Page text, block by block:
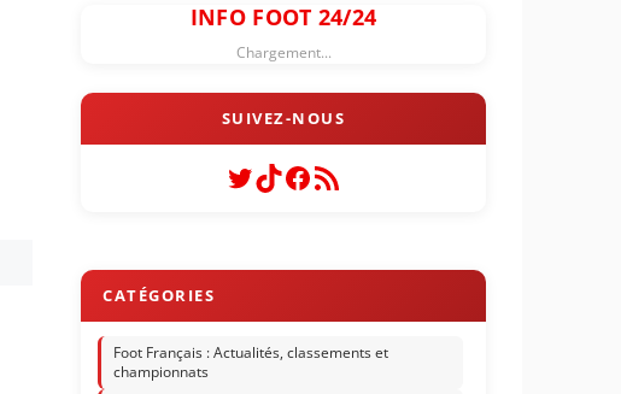
INFO FOOT 24/24
Chargement...
Twitter
TikTok
Facebook
Flux RSS
Foot Français : Actualités, classements et
championnats